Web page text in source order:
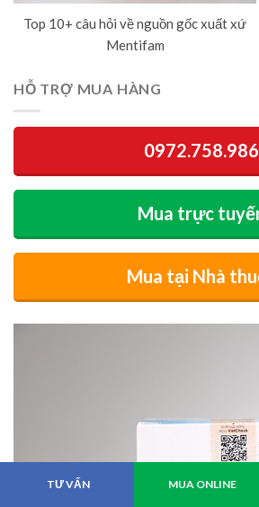
Top 10+ câu hỏi về nguồn gốc xuất xứ
Mentifam
HỖ TRỢ MUA HÀNG
0972.758.986
Mua trực
Mua tại Nhà
TƯ VẤN MUA ONLINE